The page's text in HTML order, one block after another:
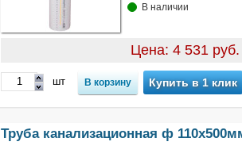
В наличии
Цена: 4 531 руб.
шт Купить в 1 клик
Труба канализационная ф